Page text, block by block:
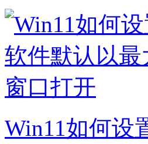
Win11如何设